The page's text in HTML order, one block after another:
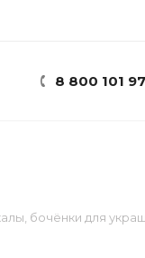
8 800 101
бочёнки для